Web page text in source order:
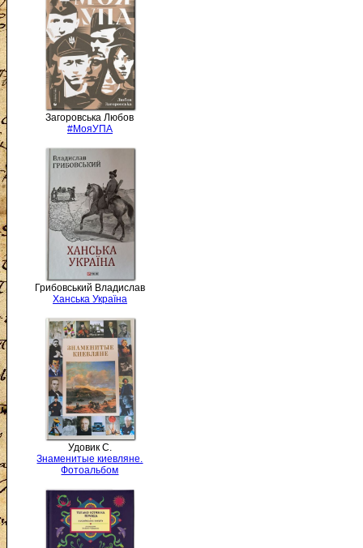
Загоровська Любов
#МояУПА
Грибовський Владислав
Ханська Україна
Удовик С.
Знаменитые киевляне.
Фотоальбом